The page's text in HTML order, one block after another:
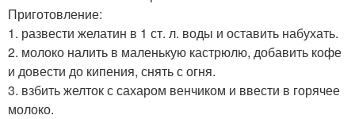
Приготовление:
1. развести желатин в 1 ст. л. воды и оставить набухать.
2. молоко налить в маленькую кастрюлю, добавить кофе
и довести до кипения, снять с огня.
3. взбить желток с сахаром венчиком и ввести в горячее
молоко.